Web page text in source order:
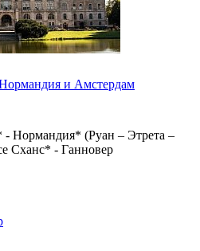
и Амстердам
Нормандия* (Руан – Этрета –
Сханс* - Ганновер